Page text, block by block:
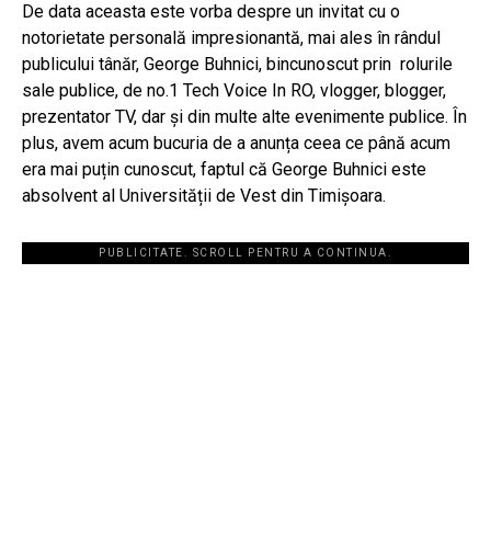
De data aceasta este vorba despre un invitat cu o
notorietate personală impresionantă, mai ales în rândul
publicului tânăr, George Buhnici, bincunoscut prin rolurile
sale publice, de no.1 Tech Voice In RO, vlogger, blogger,
prezentator TV, dar și din multe alte evenimente publice. În
plus, avem acum bucuria de a anunța ceea ce până acum
era mai puțin cunoscut, faptul că George Buhnici este
absolvent al Universității de Vest din Timișoara.
PUBLICITATE. SCROLL PENTRU A CONTINUA.